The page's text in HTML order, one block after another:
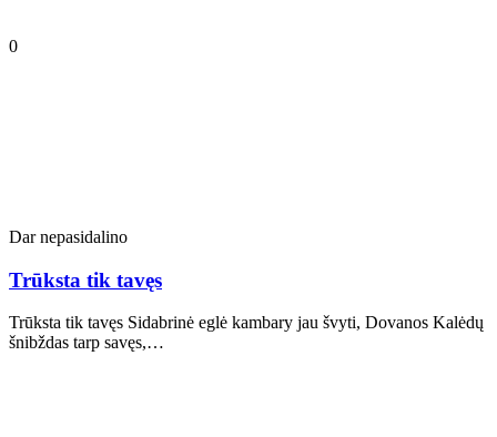
0
Dar nepasidalino
Trūksta tik tavęs
Trūksta tik tavęs Sidabrinė eglė kambary jau švyti, Dovanos Kalėdų
šnibždas tarp savęs,…